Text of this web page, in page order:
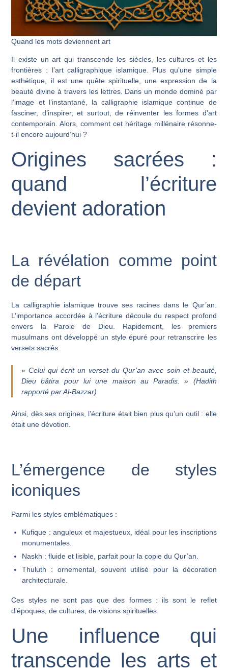
Quand les mots deviennent art
Il existe un art qui transcende les siècles, les cultures et les
frontières : l’art calligraphique islamique. Plus qu’une simple
esthétique, il est une quête spirituelle, une expression de la
beauté divine à travers les lettres. Dans un monde dominé par
l’image et l’instantané, la calligraphie islamique continue de
fasciner, d’inspirer, et surtout, de réinventer les formes d’art
contemporain. Alors, comment cet héritage millénaire résonne-
t-il encore aujourd’hui ?
Origines sacrées :
quand l’écriture
devient adoration
La révélation comme point
de départ
La calligraphie islamique trouve ses racines dans le Qur’an.
L’importance accordée à l’écriture découle du respect profond
envers la Parole de Dieu. Rapidement, les premiers
musulmans ont développé un style épuré pour retranscrire les
versets sacrés.
« Celui qui écrit un verset du Qur’an avec soin et beauté,
Dieu bâtira pour lui une maison au Paradis. »
(Hadith
rapporté par Al-Bazzar)
Ainsi, dès ses origines, l’écriture était bien plus qu’un outil : elle
était une dévotion.
L’émergence de styles
iconiques
Parmi les styles emblématiques :
Kufique : anguleux et majestueux, idéal pour les inscriptions
monumentales.
Naskh : fluide et lisible, parfait pour la copie du Qur’an.
Thuluth : ornemental, souvent utilisé pour la décoration
architecturale.
Ces styles ne sont pas que des formes : ils sont le reflet
d’époques, de cultures, de visions spirituelles.
Une influence qui
transcende les arts et